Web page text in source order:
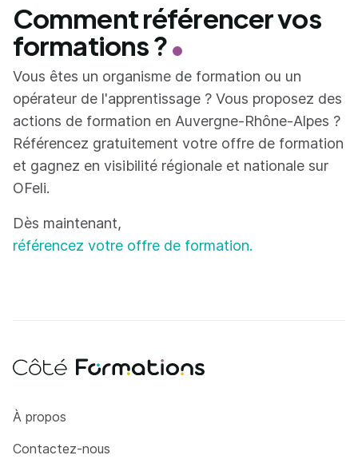
Comment référencer vos
formations ?
Vous êtes un organisme de formation ou un
opérateur de l'apprentissage ? Vous proposez des
actions de formation en Auvergne-Rhône-Alpes ?
Référencez gratuitement votre offre de formation
et gagnez en visibilité régionale et nationale sur
OFeli.
Dès maintenant,
référencez votre offre de formation.
Côté Formations
À propos
Contactez-nous